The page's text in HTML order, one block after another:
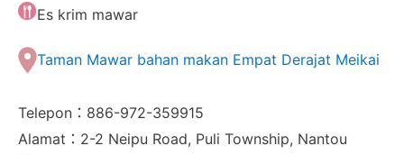
Es krim mawar
Taman Mawar bahan makan Empat Derajat Meikai
Telepon：886-972-359915
Alamat：2-2 Neipu Road, Puli Township, Nantou